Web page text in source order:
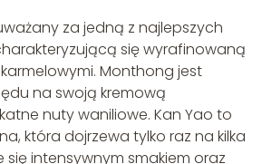
za jedną z najlepszych
się wyrafinowaną
Monthong jest
na swoją kremową
nuty waniliowe. Kan Yao to
która dojrzewa tylko raz na kilka
się intensywnym smakiem oraz